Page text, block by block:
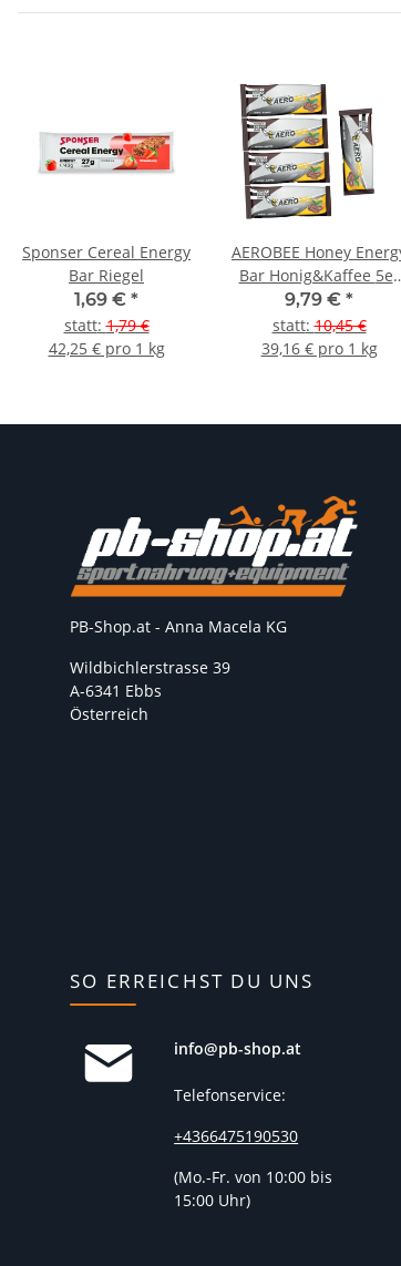
Sponser Cereal Energy
Bar Riegel
1,69 € *
statt:1,79 €
42,25 € pro 1 kg
AEROBEE Honey Energy
Bar Honig&Kaffee 5er
Pack
9,79 € *
statt:10,45 €
39,16 € pro 1 kg
PB-Shop.at - Anna Macela KG
Wildbichlerstrasse 39
A-6341 Ebbs
Österreich
SO ERREICHST DU UNS
info@pb-shop.at
Telefonservice:
+4366475190530
(Mo.-Fr. von 10:00 bis
15:00 Uhr)